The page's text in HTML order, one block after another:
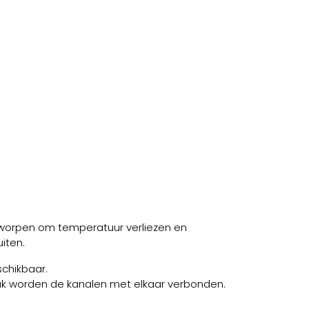
om temperatuur verliezen en
de kanalen met elkaar verbonden.